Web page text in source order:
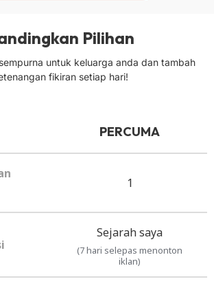
Pilihan
untuk keluarga anda dan tambah
fikiran setiap hari!
PERCUMA
1
Sejarah saya
(7 hari selepas menonton
iklan)